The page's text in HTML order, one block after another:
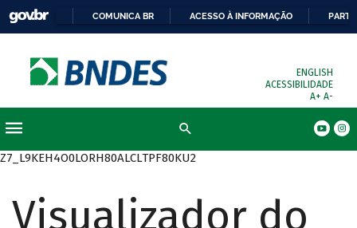
COMUNICA BR ACESSO À INFORMAÇÃO
ENGLISH
ACESSIBILIDADE
A+ A-
Z7_L9KEH4O0LORH80ALCLTPF80KU2
Visualizador do